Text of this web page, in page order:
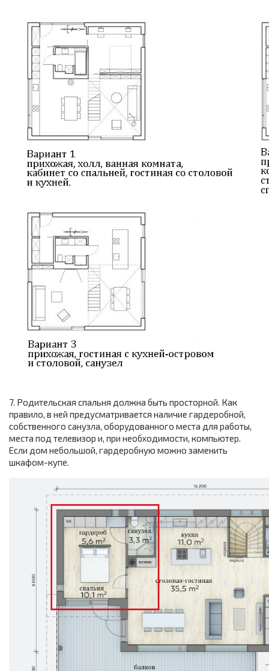
7. Родительская спальня должна быть просторной. Как
правило, в ней предусматривается наличие гардеробной,
собственного санузла, оборудованного места для работы,
места под телевизор и, при необходимости, компьютер.
Если дом небольшой, гардеробную можно заменить
шкафом-купе.